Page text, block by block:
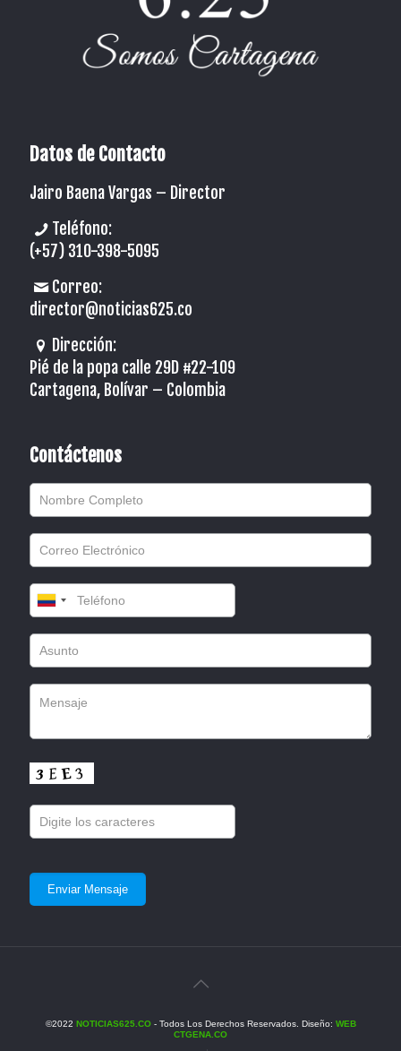
Datos de Contacto
Jairo Baena Vargas – Director
Teléfono:
(+57) 310-398-5095
Correo:
director@noticias625.co
Dirección:
Pié de la popa calle 29D #22-109
Cartagena, Bolívar – Colombia
Contáctenos
©2022 NOTICIAS625.CO- Todos Los Derechos Reservados. Diseño: WEB
CTGENA.CO